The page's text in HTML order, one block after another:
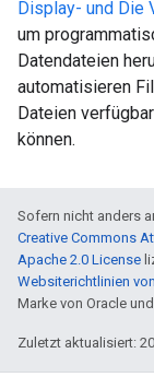
Display- und Die
um
Datendateien
automatisieren
Dateien
können.
Sofern nicht anders
Creative Commons
Apache 2.0 License
Websiterichtlinien
Marke von Oracle
Zuletzt aktualisiert: